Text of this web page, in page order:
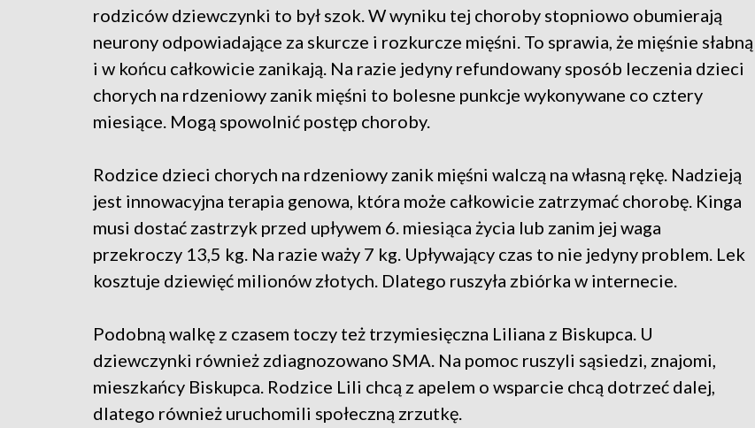
rodziców dziewczynki to był szok. W wyniku tej choroby stopniowo obumierają
neurony odpowiadające za skurcze i rozkurcze mięśni. To sprawia, że mięśnie słabną
i w końcu całkowicie zanikają. Na razie jedyny refundowany sposób leczenia dzieci
chorych na rdzeniowy zanik mięśni to bolesne punkcje wykonywane co cztery
miesiące. Mogą spowolnić postęp choroby.
Rodzice dzieci chorych na rdzeniowy zanik mięśni walczą na własną rękę. Nadzieją
jest innowacyjna terapia genowa, która może całkowicie zatrzymać chorobę. Kinga
musi dostać zastrzyk przed upływem 6. miesiąca życia lub zanim jej waga
przekroczy 13,5 kg. Na razie waży 7 kg. Upływający czas to nie jedyny problem. Lek
kosztuje dziewięć milionów złotych. Dlatego ruszyła zbiórka w internecie.
Podobną walkę z czasem toczy też trzymiesięczna Liliana z Biskupca. U
dziewczynki również zdiagnozowano SMA. Na pomoc ruszyli sąsiedzi, znajomi,
mieszkańcy Biskupca. Rodzice Lili chcą z apelem o wsparcie chcą dotrzeć dalej,
dlatego również uruchomili społeczną zrzutkę.